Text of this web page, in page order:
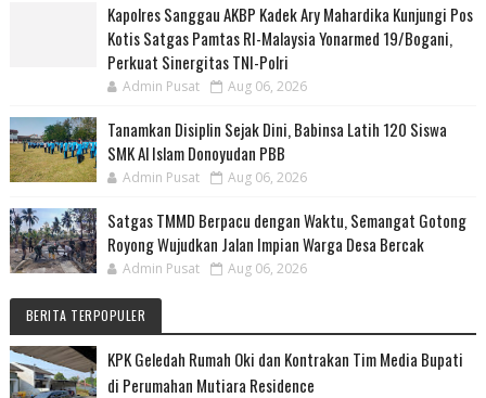
Kapolres Sanggau AKBP Kadek Ary Mahardika Kunjungi Pos
Kotis Satgas Pamtas RI-Malaysia Yonarmed 19/Bogani,
Perkuat Sinergitas TNI-Polri
Admin Pusat Aug 06, 2026
Tanamkan Disiplin Sejak Dini, Babinsa Latih 120 Siswa
SMK Al Islam Donoyudan PBB
Admin Pusat Aug 06, 2026
Satgas TMMD Berpacu dengan Waktu, Semangat Gotong
Royong Wujudkan Jalan Impian Warga Desa Bercak
Admin Pusat Aug 06, 2026
BERITA TERPOPULER
KPK Geledah Rumah Oki dan Kontrakan Tim Media Bupati
di Perumahan Mutiara Residence